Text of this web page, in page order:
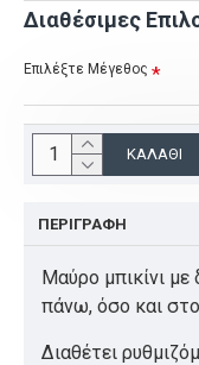
Διαθέσιμες
Επιλέξτε Μέγεθος
ΚΑΛΆΘΙ
ΠΕΡΙΓΡΑΦΉ
Μαύρο μπικίνι
πάνω, όσο και
Διαθέτει